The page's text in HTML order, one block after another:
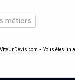
métiers
ViteUnDevis.com - Vous êtes un